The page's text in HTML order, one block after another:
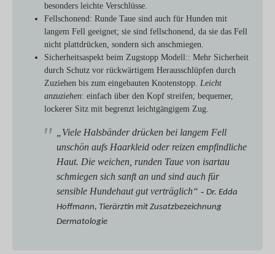
besonders leichte Verschlüsse.
Fellschonend: Runde Taue sind auch für Hunden mit
langem Fell geeignet; sie sind fellschonend, da sie das Fell
nicht plattdrücken, sondern sich anschmiegen.
Sicherheitsaspekt beim Zugstopp Modell:: Mehr Sicherheit
durch Schutz vor rückwärtigem Herausschlüpfen durch
Zuziehen bis zum eingebauten Knotenstopp. Leicht
anzuziehen: einfach über den Kopf streifen; bequemer,
lockerer Sitz mit begrenzt leichtgängigem Zug.
„Viele Halsbänder drücken bei langem Fell
unschön aufs Haarkleid oder reizen empfindliche
Haut. Die weichen, runden Taue von isartau
schmiegen sich sanft an und sind auch für
sensible Hundehaut gut verträglich“ - Dr. Edda
Hoffmann, Tierärztin mit Zusatzbezeichnung
Dermatologie